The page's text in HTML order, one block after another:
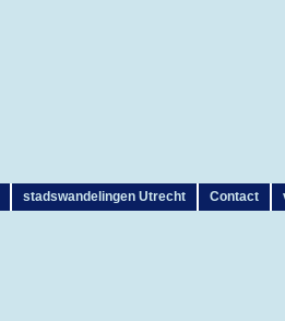
stadswandelingen Utrecht Contact